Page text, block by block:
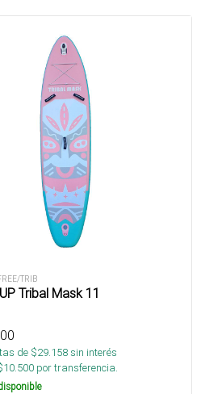
TRIB
Tribal Mask 11
de $29.158sin interés
10.500 por transferencia.